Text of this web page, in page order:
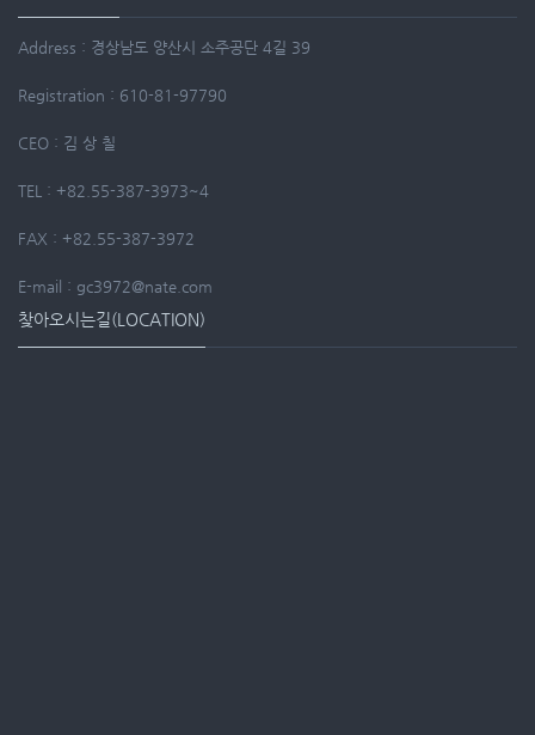
Address : 경상남도 양산시 소주공단 4길 39
Registration : 610-81-97790
CEO : 김 상 칠
TEL : +82.55-387-3973~4
FAX : +82.55-387-3972
E-mail : gc3972@nate.com
찾아오시는길(LOCATION)